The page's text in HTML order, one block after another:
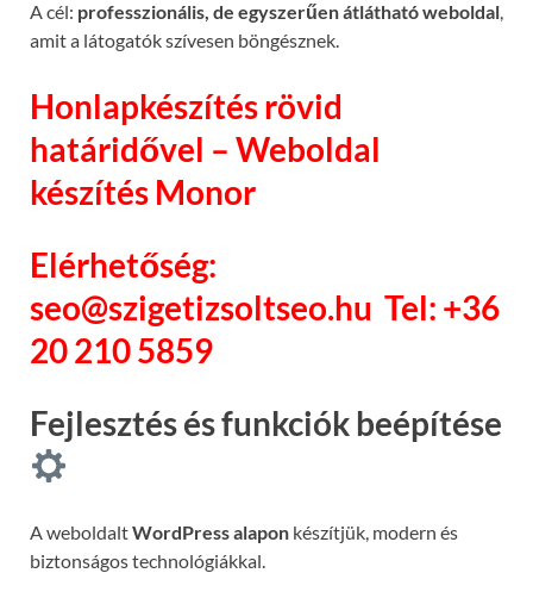
A cél: professzionális, de egyszerűen átlátható weboldal,
amit a látogatók szívesen böngésznek.
Honlapkészítés rövid
határidővel – Weboldal
készítés Monor
Elérhetőség:
seo@szigetizsoltseo.hu Tel: +36
20 210 5859
Fejlesztés és funkciók beépítése
A weboldaltWordPress alapon készítjük, modern és
biztonságos technológiákkal.